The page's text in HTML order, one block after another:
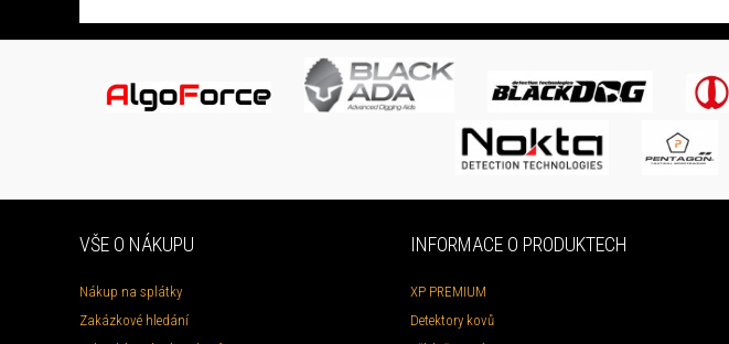
VŠE O NÁKUPU
Nákup na splátky
Zakázkové hledání
INFORMACE O PRODUKTECH
XP PREMIUM
Detektory kovů